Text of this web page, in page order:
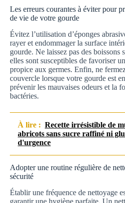
Les erreurs courantes à éviter pour
de vie de votre gourde
Évitez l’utilisation d’éponges
rayer et endommager la surface
gourde. Ne laissez pas des boissons
elles sont susceptibles de favoriser
propice aux germes. Enfin, ne
couvercle lorsque votre gourde est
prévenir les mauvaises odeurs et la
bactéries.
À lire : Recette irrésistible de
abricots sans sucre raffiné ni
d'urgence
Adopter une routine régulière de
sécurité
Établir une fréquence de nettoyage
garantir une hygiène parfaite. Un